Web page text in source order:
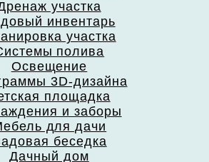
участка
инвентарь
участка
полива
Освещение
3D-дизайна
площадка
и заборы
для дачи
беседка
Дачный дом